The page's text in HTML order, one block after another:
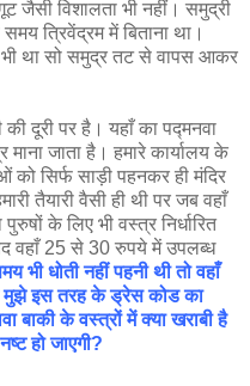
जैसी विशालता भी नहीं। समुद्री
त्रिवेंद्रम में बिताना था।
था सो समुद्र तट से वापस आकर
दूरी पर है। यहाँ का पद्मनवा
माना जाता है। हमारे कार्यालय के
को सिर्फ साड़ी पहनकर ही मंदिर
तैयारी वैसी ही थी पर जब वहाँ
के लिए भी वस्त्र निर्धारित
वहाँ 25 से 30 रुपये में उपलब्ध
भी धोती नहीं पहनी थी तो वहाँ
मुझे इस तरह के ड्रेस कोड का
बाकी के वस्त्रों में क्या खराबी है
हो जाएगी?